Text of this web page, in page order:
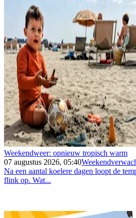
Weekendweer: opnieuw tropisch warm
07 augustus 2026, 05:40
Na een aantal koelere dagen loopt de
flink op. Wat...